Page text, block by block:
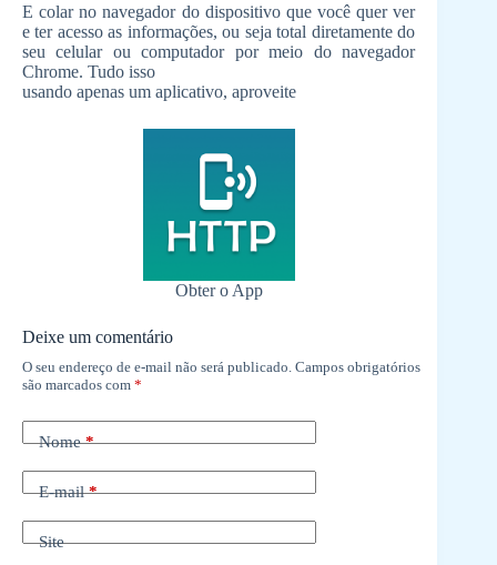
E colar no navegador do dispositivo que você quer ver
e ter acesso as informações, ou seja total diretamente do
seu celular ou computador por meio do navegador
Chrome. Tudo isso
usando apenas um aplicativo, aproveite
Obter o App
Deixe um comentário
O seu endereço de e-mail não será publicado. Campos obrigatórios
são marcados com *
Nome*
E-mail*
Site